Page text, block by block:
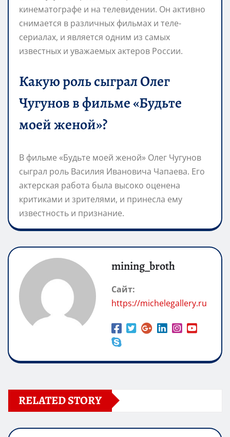
кинематографе и на телевидении. Он активно
снимается в различных фильмах и теле-
сериалах, и является одним из самых
известных и уважаемых актеров России.
Какую роль сыграл Олег
Чугунов в фильме «Будьте
моей женой»?
В фильме «Будьте моей женой» Олег Чугунов
сыграл роль Василия Ивановича Чапаева. Его
актерская работа была высоко оценена
критиками и зрителями, и принесла ему
известность и признание.
mining_broth
Сайт:
https://michelegallery.ru
RELATED STORY